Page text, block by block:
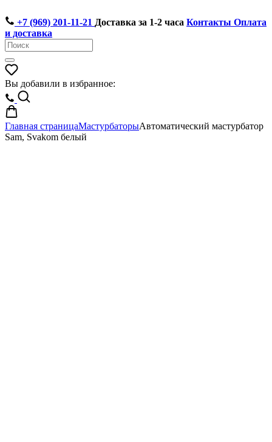
+7 (969) 201-11-21 Доставка за 1-2 часа Контакты Оплата
и доставка
Вы добавили в избранное:
Главная страницаМастурбаторыАвтоматический мастурбатор
Sam, Svakom белый